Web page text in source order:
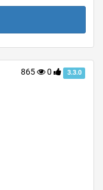
865 0 3.3.0